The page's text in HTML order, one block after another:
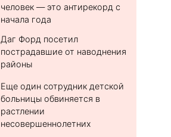
человек — это антирекорд с
начала года
Даг Форд посетил
пострадавшие от наводнения
районы
Еще один сотрудник детской
больницы обвиняется в
растлении
несовершеннолетних